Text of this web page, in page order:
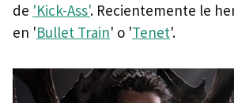
de 'Kick-Ass'. Recientemente le
en 'Bullet Train' o 'Tenet'.